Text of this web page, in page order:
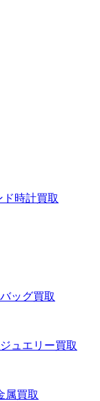
ド時計買取
ッグ買取
ュエリー買取
属買取